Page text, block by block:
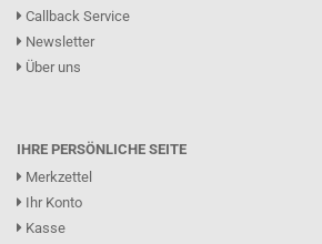
Callback Service
Newsletter
Über uns
IHRE PERSÖNLICHE SEITE
Merkzettel
Ihr Konto
Kasse